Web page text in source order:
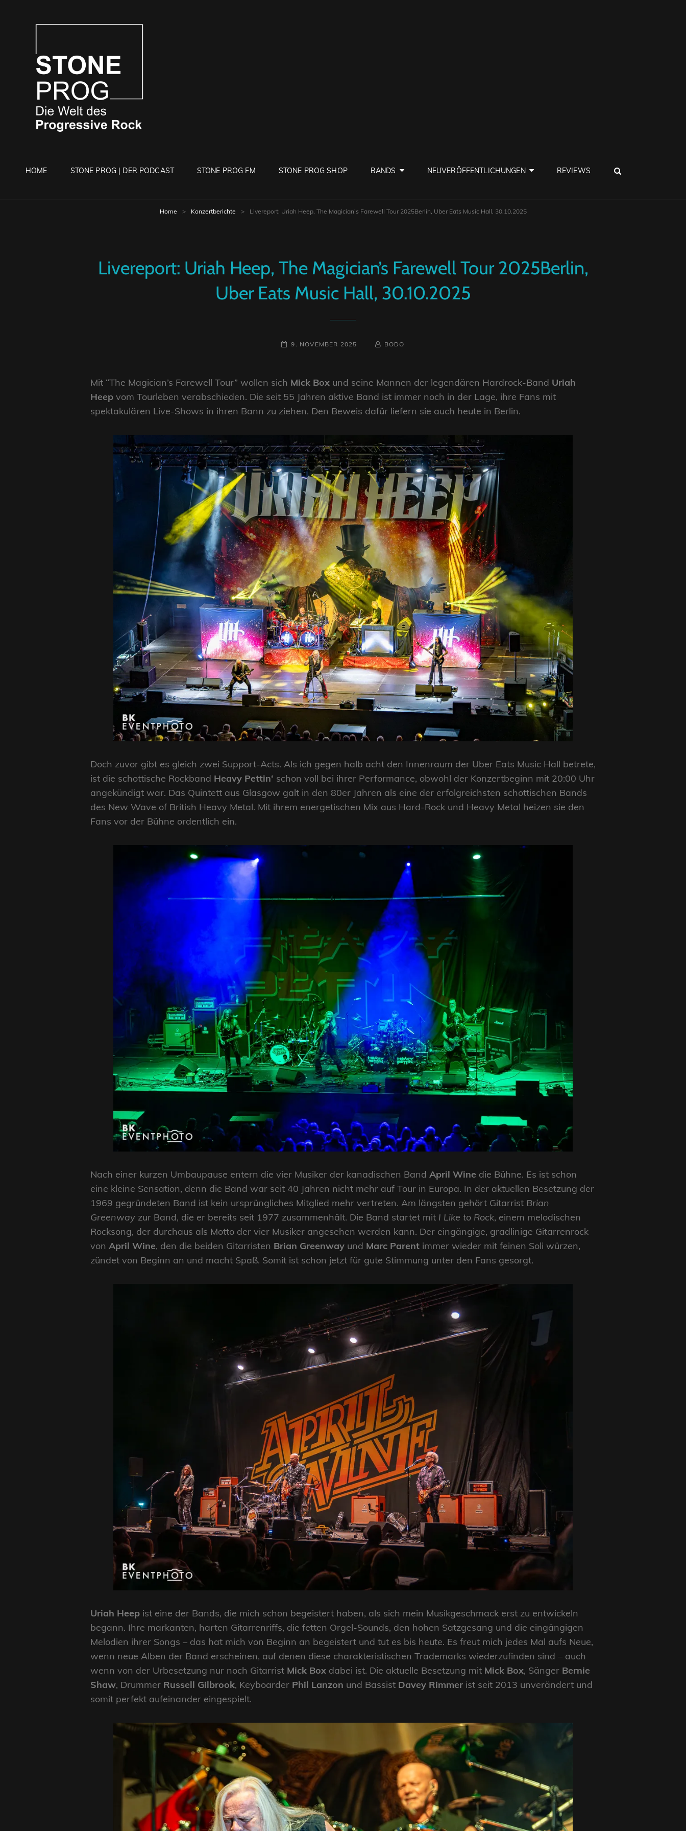
HOME STONE PROG | DER PODCAST STONE PROG FM STONE PROG SHOP BANDS NEUVERÖFFENTLICHUNGEN REVIEWS
Home > Konzertberichte > Livereport: Uriah Heep, The Magician’s Farewell Tour 2025Berlin, Uber Eats Music Hall, 30.10.2025
Livereport: Uriah Heep, The Magician’s Farewell Tour 2025Berlin,
Uber Eats Music Hall, 30.10.2025
POSTED-
9. NOVEMBER 2025
BY
BYLINE
BODO
Mit “The Magician’s Farewell Tour” wollen sich Mick Box und seine Mannen der legendären Hardrock-Band Uriah
Heep vom Tourleben verabschieden. Die seit 55 Jahren aktive Band ist immer noch in der Lage, ihre Fans mit
spektakulären Live-Shows in ihren Bann zu ziehen. Den Beweis dafür liefern sie auch heute in Berlin.
Doch zuvor gibt es gleich zwei Support-Acts. Als ich gegen halb acht den Innenraum der Uber Eats Music Hall betrete,
ist die schottische Rockband Heavy Pettin‘ schon voll bei ihrer Performance, obwohl der Konzertbeginn mit 20:00 Uhr
angekündigt war. Das Quintett aus Glasgow galt in den 80er Jahren als eine der erfolgreichsten schottischen Bands
des New Wave of British Heavy Metal. Mit ihrem energetischen Mix aus Hard-Rock und Heavy Metal heizen sie den
Fans vor der Bühne ordentlich ein.
Nach einer kurzen Umbaupause entern die vier Musiker der kanadischen Band April Wine die Bühne. Es ist schon
eine kleine Sensation, denn die Band war seit 40 Jahren nicht mehr auf Tour in Europa. In der aktuellen Besetzung der
1969 gegründeten Band ist kein ursprüngliches Mitglied mehr vertreten. Am längsten gehört Gitarrist Brian
Greenway zur Band, die er bereits seit 1977 zusammenhält. Die Band startet mit I Like to Rock, einem melodischen
Rocksong, der durchaus als Motto der vier Musiker angesehen werden kann. Der eingängige, gradlinige Gitarrenrock
von April Wine, den die beiden Gitarristen Brian Greenway und Marc Parent immer wieder mit feinen Soli würzen,
zündet von Beginn an und macht Spaß. Somit ist schon jetzt für gute Stimmung unter den Fans gesorgt.
Uriah Heep ist eine der Bands, die mich schon begeistert haben, als sich mein Musikgeschmack erst zu entwickeln
begann. Ihre markanten, harten Gitarrenriffs, die fetten Orgel-Sounds, den hohen Satzgesang und die eingängigen
Melodien ihrer Songs – das hat mich von Beginn an begeistert und tut es bis heute. Es freut mich jedes Mal aufs Neue,
wenn neue Alben der Band erscheinen, auf denen diese charakteristischen Trademarks wiederzufinden sind – auch
wenn von der Urbesetzung nur noch Gitarrist Mick Box dabei ist. Die aktuelle Besetzung mit Mick Box, Sänger Bernie
Shaw, Drummer Russell Gilbrook, Keyboarder Phil Lanzon und Bassist Davey Rimmer ist seit 2013 unverändert und
somit perfekt aufeinander eingespielt.